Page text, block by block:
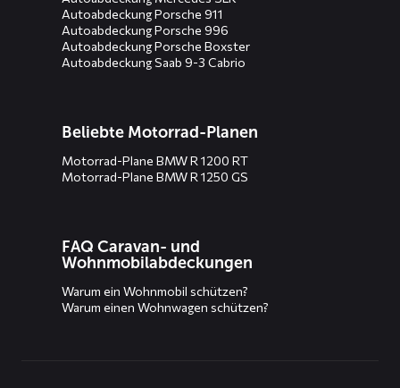
Autoabdeckung Porsche 911
Autoabdeckung Porsche 996
Autoabdeckung Porsche Boxster
Autoabdeckung Saab 9-3 Cabrio
Beliebte Motorrad-Planen
Motorrad-Plane BMW R 1200 RT
Motorrad-Plane BMW R 1250 GS
FAQ Caravan- und
Wohnmobilabdeckungen
Warum ein Wohnmobil schützen?
Warum einen Wohnwagen schützen?